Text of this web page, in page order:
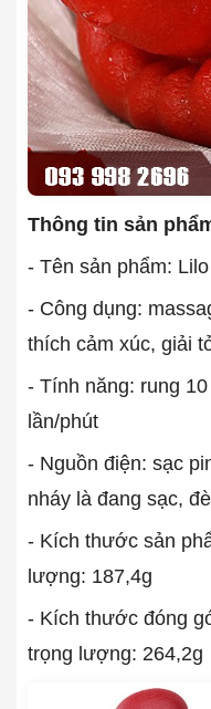
Thông tin sản
- Tên sản phẩm:
- Công dụng:
thích cảm xúc, giải
- Tính năng: rung
lần/phút
- Nguồn điện: sạc
nháy là đang sạc,
- Kích thước sản
lượng: 187,4g
- Kích thước đóng
trọng lượng: 264,2g